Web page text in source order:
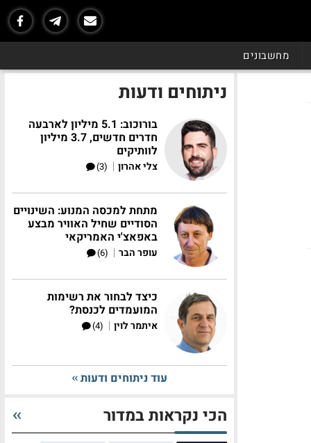
מחשבונים
ניתוחים ודעות
בורוכוב: 5.1 מיליון לארבעה
חדרים חדשים, 3.7 מיליון
לוותיקים
צלי אהרון |
(3)
מתחת למכסה המנוע: השינויים
הסודיים שחיל האוויר מבצע
באפאצ'י האמריקאי
עופר הבר |
(6)
כיצד לבחור את רשימות
המועמדים לכנסת?
איתמר לוין |
(4)
עוד ניתוחים ודעות
הכי נקראות במדור